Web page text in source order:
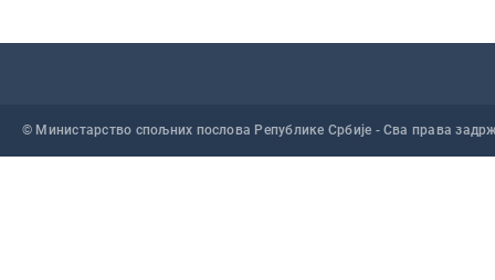
© Министарство спољних послова Републике Србије - Сва права